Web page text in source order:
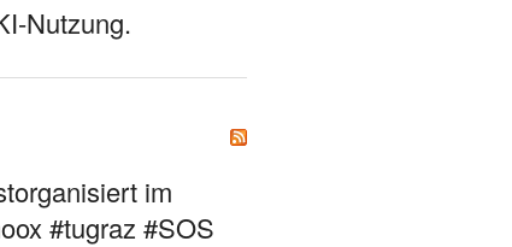
Nutzung.
im
#tugraz #SOS